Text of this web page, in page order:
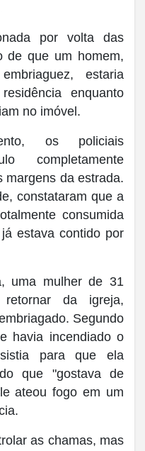
por volta das
de que um homem,
estaria
enquanto
no imóvel.
os policiais
completamente
margens da estrada.
constataram que a
consumida
estava contido por
uma mulher de 31
da igreja,
Segundo
havia incendiado o
para que ela
que "gostava de
ateou fogo em um
as chamas, mas